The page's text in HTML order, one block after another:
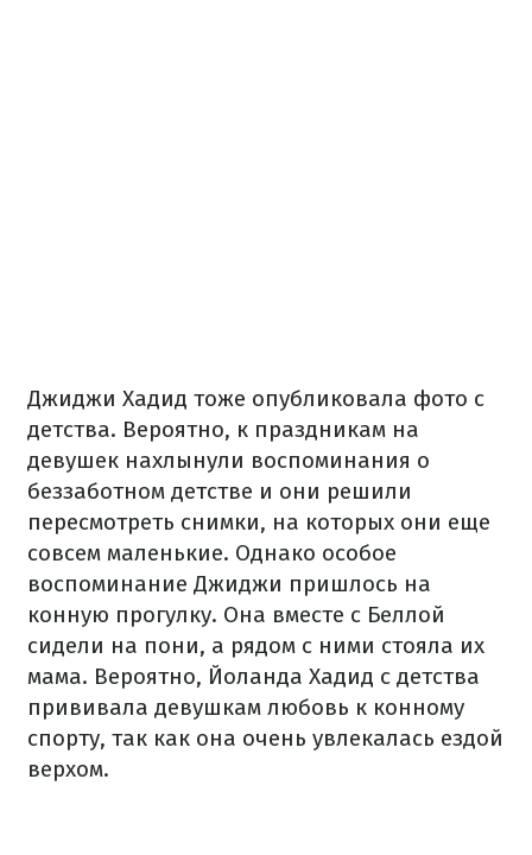
Джиджи Хадид тоже опубликовала фото с
детства. Вероятно, к праздникам на
девушек нахлынули воспоминания о
беззаботном детстве и они решили
пересмотреть снимки, на которых они еще
совсем маленькие. Однако особое
воспоминание Джиджи пришлось на
конную прогулку. Она вместе с Беллой
сидели на пони, а рядом с ними стояла их
мама. Вероятно, Йоланда Хадид с детства
прививала девушкам любовь к конному
спорту, так как она очень увлекалась ездой
верхом.